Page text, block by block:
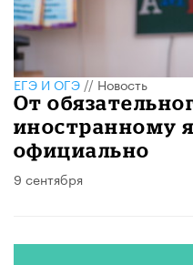
ЕГЭ И ОГЭ//Новость
От
иностранному
официально
9 сентября